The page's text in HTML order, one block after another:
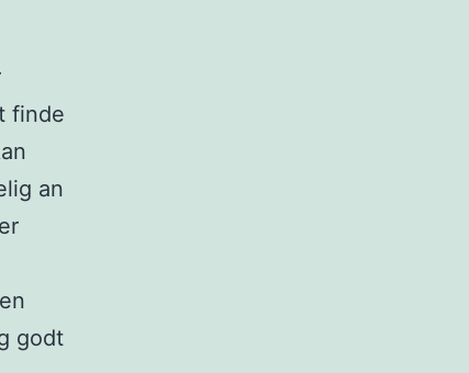
finde
an
godt